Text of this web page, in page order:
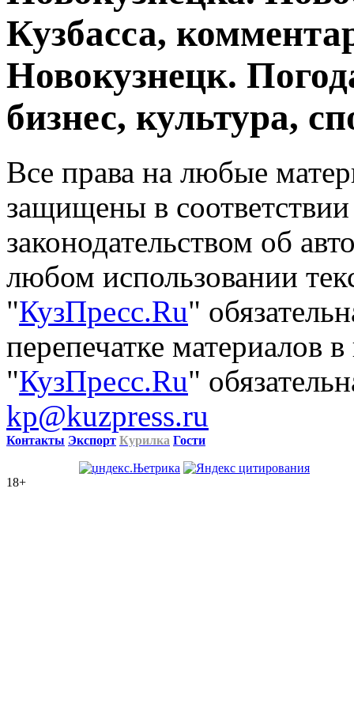
Кузбасса,
Новокузнецк.
бизнес, культура,
Все права на любые
защищены в
законодательством об
любом использовании
"КузПресс.Ru"
перепечатке материалов
"КузПресс.Ru"
kp@kuzpress.ru
Контакты Экспорт Курилка Гости
18+